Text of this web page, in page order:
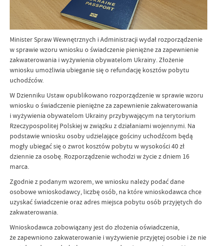
Minister Spraw Wewnętrznych i Administracji wydał rozporządzenie
w sprawie wzoru wniosku o świadczenie pieniężne za zapewnienie
zakwaterowania i wyżywienia obywatelom Ukrainy. Złożenie
wniosku umożliwia ubieganie się o refundację kosztów pobytu
uchodźców.
W Dzienniku Ustaw opublikowano rozporządzenie w sprawie wzoru
wniosku o świadczenie pieniężne za zapewnienie zakwaterowania
i wyżywienia obywatelom Ukrainy przybywającym na terytorium
Rzeczypospolitej Polskiej w związku z działaniami wojennymi. Na
podstawie wniosku osoby udzielające gościny uchodźcom będą
mogły ubiegać się o zwrot kosztów pobytu w wysokości 40 zł
dziennie za osobę. Rozporządzenie wchodzi w życie z dniem 16
marca.
Zgodnie z podanym wzorem, we wniosku należy podać dane
osobowe wnioskodawcy, liczbę osób, na które wnioskodawca chce
uzyskać świadczenie oraz adres miejsca pobytu osób przyjętych do
zakwaterowania.
Wnioskodawca zobowiązany jest do złożenia oświadczenia,
że zapewniono zakwaterowanie i wyżywienie przyjętej osobie i że nie